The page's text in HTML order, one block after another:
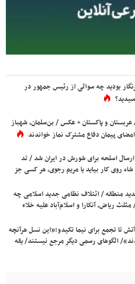
بودید چه سوالی از رئیس جمهور در
عربستان و پاکستان + عکس / بن‌سلمان، شهباز
پیمان دفاع مشترک نماز خواندند
ارسال اسلحه برای شورش در ایران شد / تد
روی کار بیاید یا مریم رجوی، هر کسی جز
منطقه / ائتلاف نظامی جدید اسلامی چه
ریاض، آنکارا و اسلام‌آباد علیه خلاء
تا تجمع برای نیما تکیدو؛«این نسل هرآنچه
الگوهای رسمی دیگر مرجع نیستند/ یقه